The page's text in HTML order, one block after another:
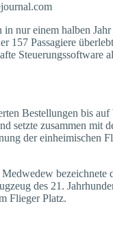
nur einem halben
157 Passagiere
Steuerungssoftware
Bestellungen bis
setzte zusammen
der einheimischen
bezeichnete
des 21.
Flieger Platz.